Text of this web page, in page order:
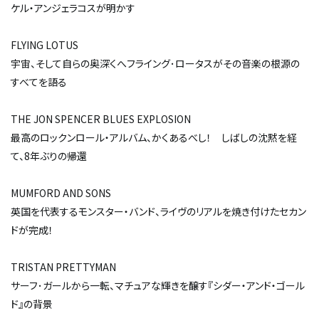
ケル・アンジェラコスが明かす
FLYING LOTUS
宇宙、そして自らの奥深くへ――フライング･ロータスがその音楽の根源の
すべてを語る
THE JON SPENCER BLUES EXPLOSION
最高のロックンロール・アルバム、かくあるべし！ しばしの沈黙を経
て、8年ぶりの帰還
MUMFORD AND SONS
英国を代表するモンスター・バンド、ライヴのリアルを焼き付けたセカン
ドが完成！
TRISTAN PRETTYMAN
サーフ･ガールから一転、マチュアな輝きを醸す『シダー・アンド・ゴール
ド』の背景